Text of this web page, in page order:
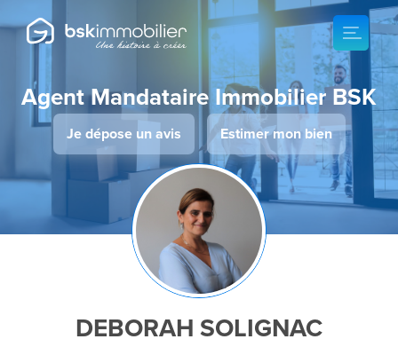
Agent Mandataire Immobilier BSK
Je dépose un avis Estimer mon bien
DEBORAH SOLIGNAC